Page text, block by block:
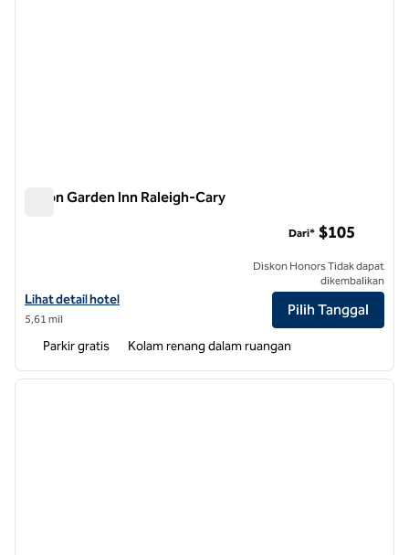
Hilton Garden Inn Raleigh-Cary
Lihat detail hotel untuk Hilton Garden Inn Raleigh-Cary
Lihat detail hotel
5,61 mil
Dari* $105
Diskon Honors Tidak dapat
dikembalikan
Pilih Tanggal
Parkir gratis Kolam renang dalam ruangan
1 dari 11